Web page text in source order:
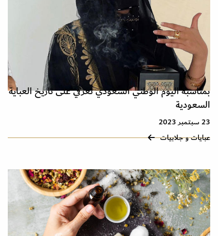
بمناسبة اليوم الوطني السعودي تعرفي على تاريخ العباية
السعودية
23 سبتمبر 2023
عبايات و جلابيات